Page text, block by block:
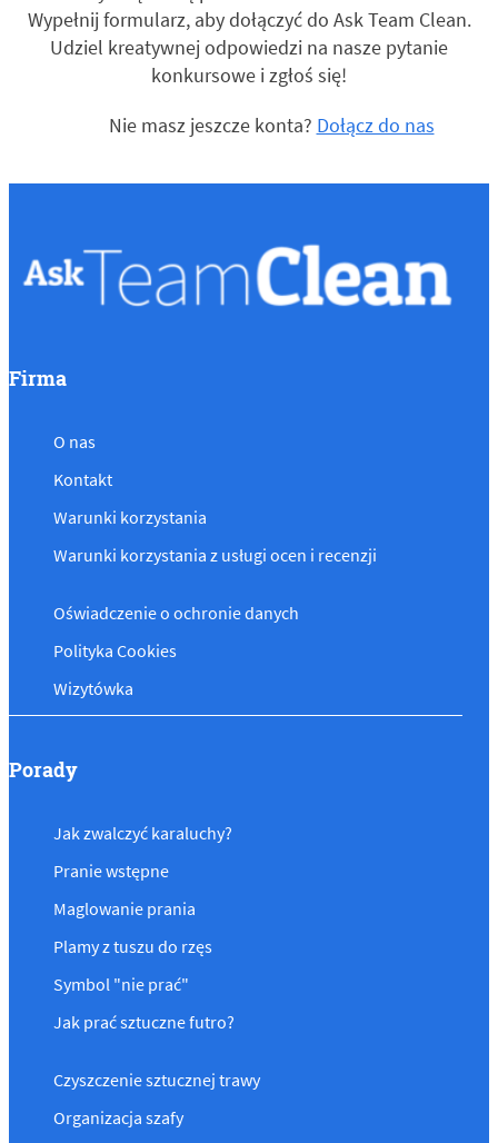
Wypełnij formularz, aby dołączyć do Ask Team Clean.
Udziel kreatywnej odpowiedzi na nasze pytanie
konkursowe i zgłoś się!
Nie masz jeszcze konta? Dołącz do nas
Firma
O nas
Kontakt
Warunki korzystania
Warunki korzystania z usługi ocen i recenzji
Oświadczenie o ochronie danych
Polityka Cookies
Wizytówka
Porady
Jak zwalczyć karaluchy?
Pranie wstępne
Maglowanie prania
Plamy z tuszu do rzęs
Symbol "nie prać"
Jak prać sztuczne futro?
Czyszczenie sztucznej trawy
Organizacja szafy